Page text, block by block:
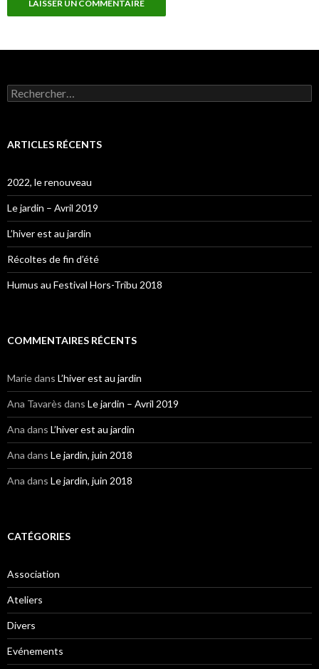
Rechercher :
ARTICLES RÉCENTS
2022, le renouveau
Le jardin – Avril 2019
L’hiver est au jardin
Récoltes de fin d’été
Humus au Festival Hors-Tribu 2018
COMMENTAIRES RÉCENTS
Mariedans L’hiver est au jardin
Ana Tavarès dans Le jardin – Avril 2019
Ana dans L’hiver est au jardin
Ana dans Le jardin, juin 2018
Ana dans Le jardin, juin 2018
CATÉGORIES
Association
Ateliers
Divers
Evénements